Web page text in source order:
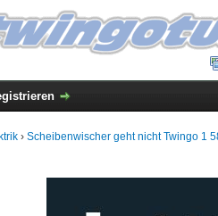
› Scheibenwischer geht nicht Twingo 1